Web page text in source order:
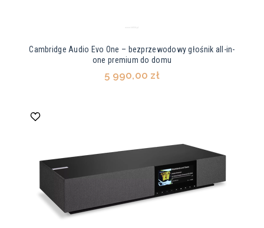
Cambridge Audio Evo One – bezprzewodowy głośnik all-in-
one premium do domu
5 990,00 zł